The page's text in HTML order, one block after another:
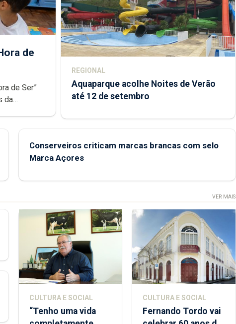
de
de Ser”
da
REGIONAL
Aquaparque acolhe Noites de Verão
até 12 de setembro
Conserveiros criticam marcas brancas com selo
Marca Açores
VER MAIS
CULTURA E SOCIAL
“Tenho uma vida
CULTURA E SOCIAL
Fernando Tordo vai